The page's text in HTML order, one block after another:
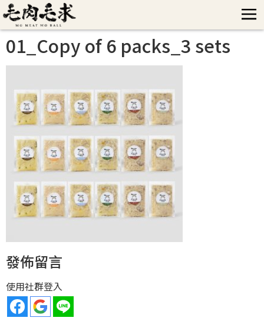
01_Copy of 6 packs_3 sets
發佈留言
使用社群登入